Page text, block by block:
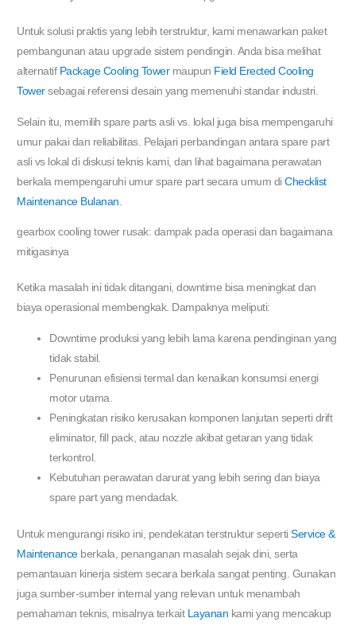
Untuk solusi praktis yang lebih terstruktur, kami menawarkan paket
pembangunan atau upgrade sistem pendingin. Anda bisa melihat
alternatif Package Cooling Towermaupun Field Erected Cooling
Towersebagai referensi desain yang memenuhi standar industri.
Selain itu, memilih spare parts asli vs. lokal juga bisa mempengaruhi
umur pakai dan reliabilitas. Pelajari perbandingan antara spare part
asli vs lokal di diskusi teknis kami, dan lihat bagaimana perawatan
berkala mempengaruhi umur spare part secara umum diChecklist
Maintenance Bulanan
gearbox cooling tower rusak: dampak pada operasi dan bagaimana
mitigasinya
Ketika masalah ini tidak ditangani, downtime bisa meningkat dan
biaya operasional membengkak. Dampaknya meliputi:
Downtime produksi yang lebih lama karena pendinginan yang
tidak stabil.
Penurunan efisiensi termal dan kenaikan konsumsi energi
motor utama.
Peningkatan risiko kerusakan komponen lanjutan seperti drift
eliminator, fill pack, atau nozzle akibat getaran yang tidak
terkontrol.
Kebutuhan perawatan darurat yang lebih sering dan biaya
spare part yang mendadak.
Untuk mengurangi risiko ini, pendekatan terstruktur sepertiService &
Maintenanceberkala, penanganan masalah sejak dini, serta
pemantauan kinerja sistem secara berkala sangat penting. Gunakan
juga sumber-sumber internal yang relevan untuk menambah
pemahaman teknis, misalnya terkait Layanan kami yang mencakup